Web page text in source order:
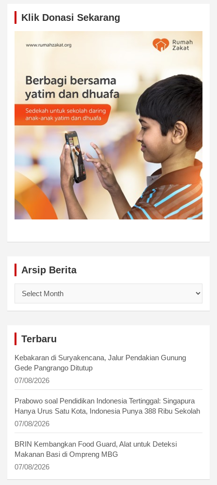
Klik Donasi Sekarang
Arsip Berita
Berita
Terbaru
Kebakaran di Suryakencana, Jalur Pendakian Gunung
Gede Pangrango Ditutup
07/08/2026
Prabowo soal Pendidikan Indonesia Tertinggal: Singapura
Hanya Urus Satu Kota, Indonesia Punya 388 Ribu Sekolah
07/08/2026
BRIN Kembangkan Food Guard, Alat untuk Deteksi
Makanan Basi di Ompreng MBG
07/08/2026